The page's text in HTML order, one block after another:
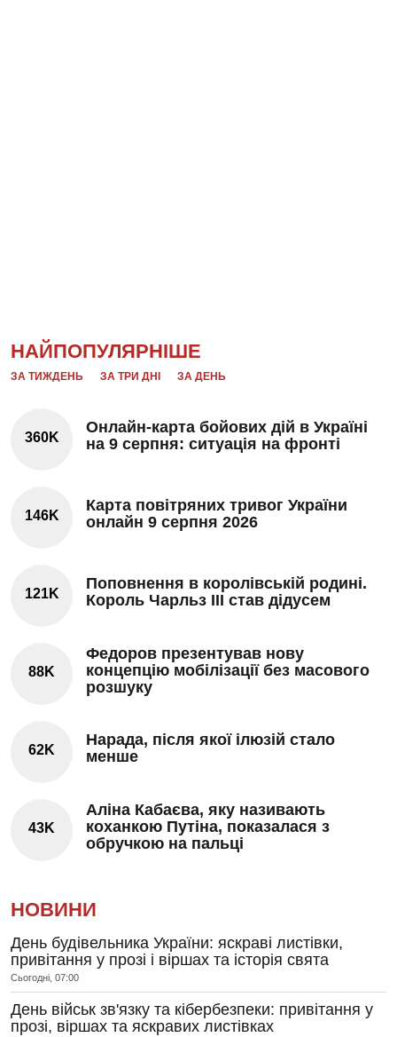
НАЙПОПУЛЯРНІШЕ
ЗА ТИЖДЕНЬ ЗА ТРИ ДНІ ЗА ДЕНЬ
360K
Онлайн-карта бойових дій в Україні
на 9 серпня: ситуація на фронті
146K
Карта повітряних тривог України
онлайн 9 серпня 2026
121K
Поповнення в королівській родині.
Король Чарльз III став дідусем
88K
Федоров презентував нову
концепцію мобілізації без масового
розшуку
62K
Нарада, після якої ілюзій стало
менше
43K
Аліна Кабаєва, яку називають
коханкою Путіна, показалася з
обручкою на пальці
НОВИНИ
День будівельника України: яскраві листівки,
привітання у прозі і віршах та історія свята
Сьогодні, 07:00
День військ зв'язку та кібербезпеки: привітання у
прозі, віршах та яскравих листівках